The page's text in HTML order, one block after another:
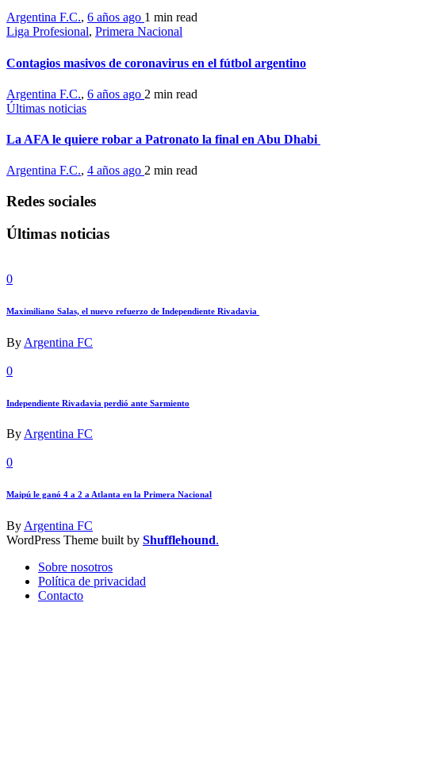
Argentina F.C., 6 años ago 1 min read
Liga Profesional, Primera Nacional
Contagios masivos de coronavirus en el fútbol argentino
Argentina F.C., 6 años ago 2 min read
Últimas noticias
La AFA le quiere robar a Patronato la final en Abu Dhabi
Argentina F.C., 4 años ago 2 min read
Redes sociales
Últimas noticias
0
Maximiliano Salas, el nuevo refuerzo de Independiente Rivadavia
By Argentina FC
0
Independiente Rivadavia perdió ante Sarmiento
ByArgentina FC
0
Maipú le ganó 4 a 2 a Atlanta en la Primera Nacional
ByArgentina FC
WordPress Theme built by Shufflehound.
Sobre nosotros
Política de privacidad
Contacto